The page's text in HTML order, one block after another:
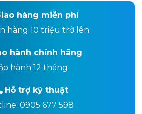
hàng miễn phí
hàng 10 triệu trở lên
hành chính hãng
hành 12 tháng
Hỗ trợ kỹ thuật
0905 677 598